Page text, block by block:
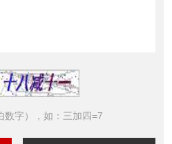
数字），如：三加四=7